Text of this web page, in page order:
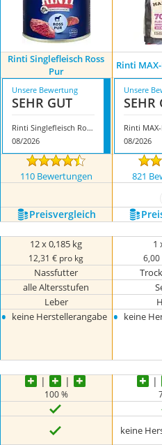
Rinti Singlefleisch Ross
Pur
Rinti
Unsere Bewertung
SEHR GUT
Rinti Singlefleisch Ross Pur
08/2026
Unsere
SEHR
08/2026
110 Bewertungen 821
Preis­vergleich
12 x 0,185 kg
12,31 € pro kg
1
6,00
Nassfutter
alle Altersstufen
Leber
• keine Herstellerangabe • keine
100 %
keine